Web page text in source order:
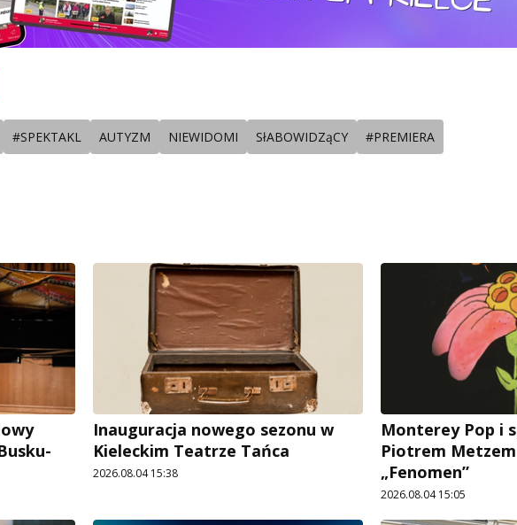
#SPEKTAKL AUTYZM NIEWIDOMI SłABOWIDZąCY #PREMIERA
Inauguracja nowego sezonu w
Kieleckim Teatrze Tańca
2026.08.04 15:38
Monterey Pop i
Piotrem
„Fenomen”
2026.08.04 15:05